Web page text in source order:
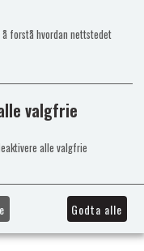
forstå hvordan nettstedet
valgfrie
alle valgfrie
Godta alle